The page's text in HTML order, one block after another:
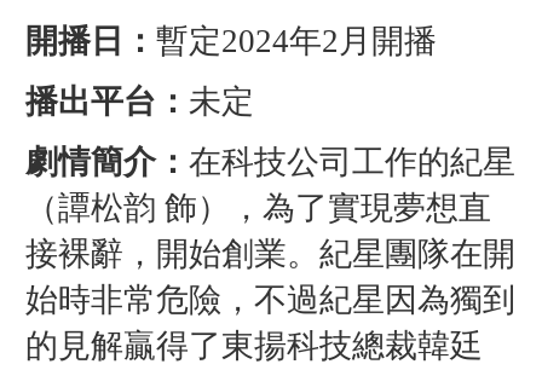
開播日： 暫定2024年2月開播
播出平台： 未定
劇情簡介： 在科技公司工作的紀星
（譚松韵 飾），為了實現夢想直
接裸辭，開始創業。紀星團隊在開
始時非常危險，不過紀星因為獨到
的見解贏得了東揚科技總裁韓廷